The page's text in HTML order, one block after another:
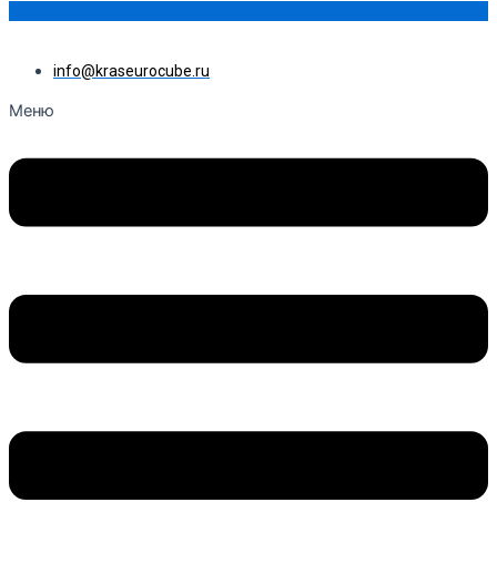
info@kraseurocube.ru
Меню